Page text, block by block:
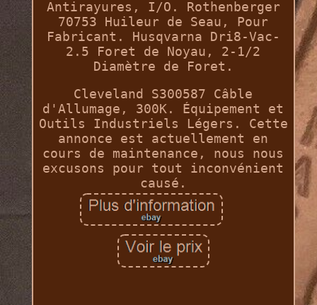
Antirayures, I/O. Rothenberger
70753 Huileur de Seau, Pour
Fabricant. Husqvarna Dri8-Vac-
2.5 Foret de Noyau, 2-1/2
Diamètre de Foret.
Cleveland S300587 Câble
d'Allumage, 300K. Équipement et
Outils Industriels Légers. Cette
annonce est actuellement en
cours de maintenance, nous nous
excusons pour tout inconvénient
causé.